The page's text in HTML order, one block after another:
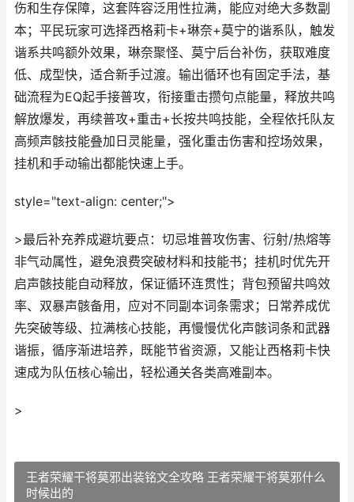
伤和生存保障，这套阵容泛用性拉满，能应对绝大多数副
本；平民玩家可选择西格莉卡+琳奈+莫宁的谐系队，触发
谐系共鸣额外效果，琳奈聚怪、莫宁后台补伤，获取难度
低、成型快，适合新手过渡。输出循环也有固定手法，基
础流程为EQ起手接普攻，衔接重击攒句点能量，释放共鸣
解放爆发，再续普攻+重击+长按共鸣技能，全程依托队友
高频声骸技能叠加日灵能量，强化重击伤害和控场效果，
挂机和手动输出都能快速上手。
style="text-align: center;">
>最后补充养成避坑要点：切忌堆普攻伤害、衍射/热熔等
非气动属性，避免浪费突破材料和技能书；挂机时优先开
启声骸技能自动释放，保证循环连贯性；背包预留共鸣效
率、双暴声骸备用，应对不同副本词条需求；日常养成优
先突破等级、拉满核心技能，再慢慢优化声骸词条和武器
谐振，循序渐进培养，既能节省资源，又能让西格莉卡快
速成为队伍核心输出，轻松通关各类高难副本。
>
王者荣耀干将莫邪出装铭文全攻略 王者荣耀干将莫邪什么
时候出的